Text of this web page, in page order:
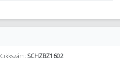
Cikkszám: SCHZBZ1602